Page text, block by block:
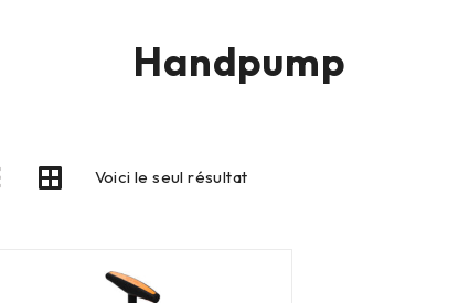
Handpump
Voici le seul résultat